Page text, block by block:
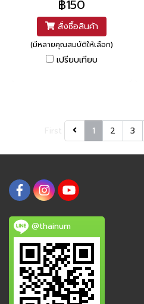
฿150
สั่งซื้อสินค้า
(มีหลายคุณสมบัติให้เลือก)
เปรียบเทียบ
1 2 3
@thainum